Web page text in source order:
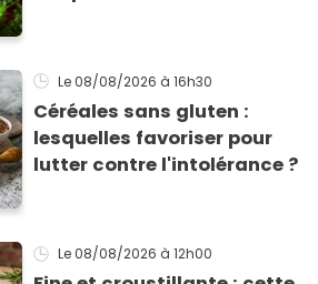
Le 08/08/2026 à 16h30
Céréales sans gluten :
lesquelles favoriser pour
lutter contre l'intolérance ?
Le 08/08/2026 à 12h00